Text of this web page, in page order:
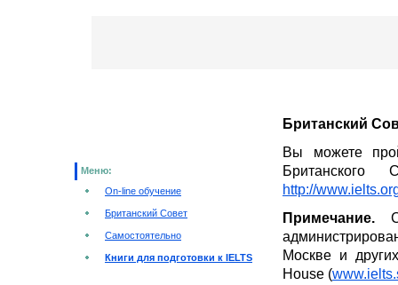
Меню:
On-line обучение
Британский Совет
Самостоятельно
Книги для подготовки к IELTS
Британский
Вы можете
http://
Примечание. С
Москве и
House (